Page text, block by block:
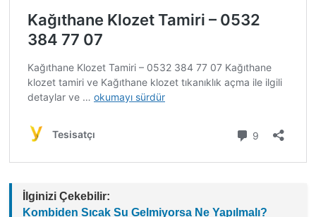
İlginizi Çekebilir:
Kombiden Sıcak Su Gelmiyorsa Ne Yapılmalı?